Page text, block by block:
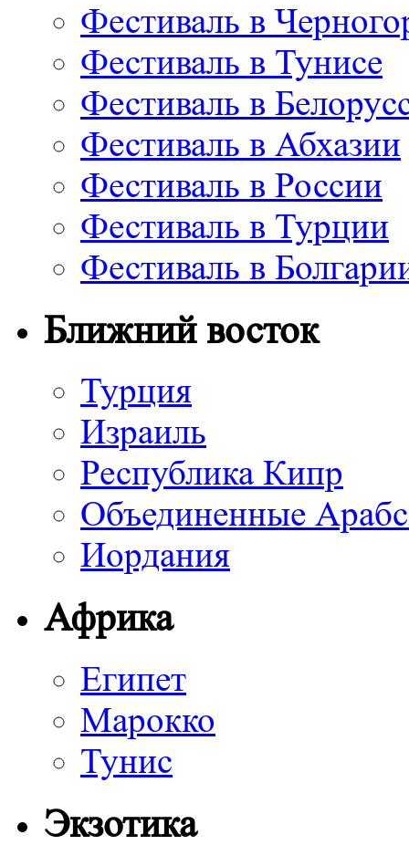
Фестиваль в
Фестиваль в Тунисе
Фестиваль в
Фестиваль в Абхазии
Фестиваль в России
Фестиваль в Турции
Фестиваль в
Ближний восток
Турция
Израиль
Республика Кипр
Объединенные
Иордания
Африка
Египет
Марокко
Тунис
Экзотика